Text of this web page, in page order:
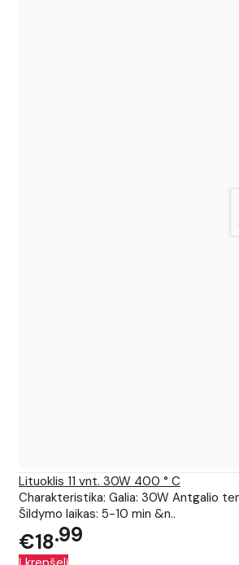
Lituoklis 11 vnt. 30W 400 ° C
Charakteristika: Galia: 30W Antgalio
Šildymo laikas: 5-10 min &n..
€18 99